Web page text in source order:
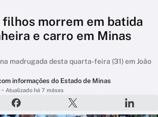
filhos morrem em batida
e carro em Minas
madrugada desta quarta-feira (31) em João
informações do Estado de Minas
• Atualizado há 7 mêses